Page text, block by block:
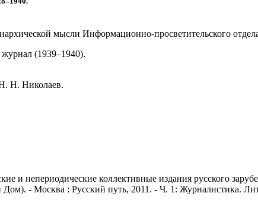
мысли Информационно-просветительского
(1939–1940).
Н. Николаев.
и непериодические коллективные издания русского
- Москва : Русский путь, 2011. - Ч. 1: Журналистика.